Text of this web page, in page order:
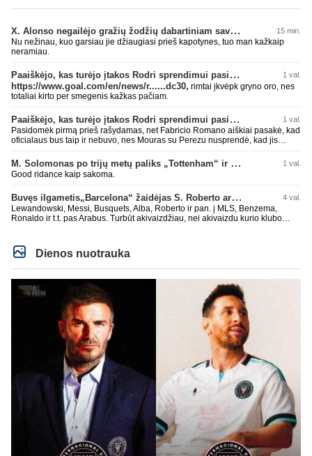
X. Alonso negailėjo gražių žodžių dabartiniam savo klubui „Chelsea“ 15 min.
Nu nežinau, kuo garsiau jie džiaugiasi prieš kapotynes, tuo man kažkaip
neramiau.
Paaiškėjo, kas turėjo įtakos Rodri sprendimui pasirinkti Barselonos pusę 1 val.
https://www.goal.com/en/news/r......dc30, rimtai įkvėpk gryno oro, nes
totaliai kirto per smegenis kažkas pačiam.
Paaiškėjo, kas turėjo įtakos Rodri sprendimui pasirinkti Barselonos pusę 1 val.
Pasidomėk pirmą prieš rašydamas, net Fabricio Romano aiškiai pasakė, kad
oficialaus bus taip ir nebuvo, nes Mouras su Perezu nusprendė, kad jis
surasti info ar buvo oficialus bid. Atsakymas: Ne, oficialaus raštiško
pasiūlymo (official bid) Madrido „Real“ Mančesterio „City“ klubui už Rodri dar
nepateikė. ​Nors žiniasklaidoje (pvz., The Athletic, Diario AS) garsiai kalbama
kontaktus su žaidėjo stovykla ar „City“ vadovais, oficialus formalus
pasiūlymas iki šiol nėra registruotas. ​Ispanijos gigantai tikrina situaciją ir
vertina galimybes, tačiau kol kas viskas vyksta tik žvalgybos ir neoficialių
M. Solomonas po trijų metų paliks „Tottenham“ ir papildys „West Ham“ klubą 1 val.
Good ridance kaip sakoma.
Buvęs ilgametis„Barcelona“ žaidėjas S. Roberto artėja link persikėlimo į MLS 4 val.
Lewandowski, Messi, Busquets, Alba, Roberto ir pan. į MLS, Benzema,
Ronaldo ir t.t. pas Arabus. Turbūt akivaizdžiau, nei akivaizdu kurio klubo
Dienos nuotrauka